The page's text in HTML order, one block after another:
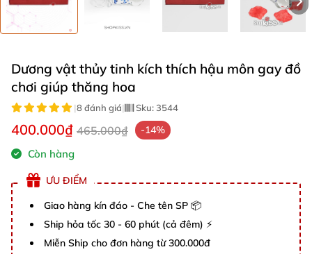
Dương vật thủy tinh kích thích hậu môn gay đồ
chơi giúp thăng hoa
|8 đánh giá| Sku:3544
400.000₫ 465.000₫ -14%
Còn hàng
ƯU ĐIỂM
Giao hàng kín đáo - Che tên SP 📦
Ship hỏa tốc 30 - 60 phút (cả đêm) ⚡
Miễn Ship cho đơn hàng từ 300.000đ